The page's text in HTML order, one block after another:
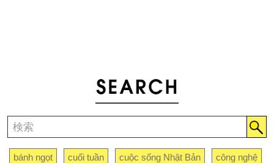
bánh ngọt cuối tuần cuộc sống Nhật Bản công nghệ